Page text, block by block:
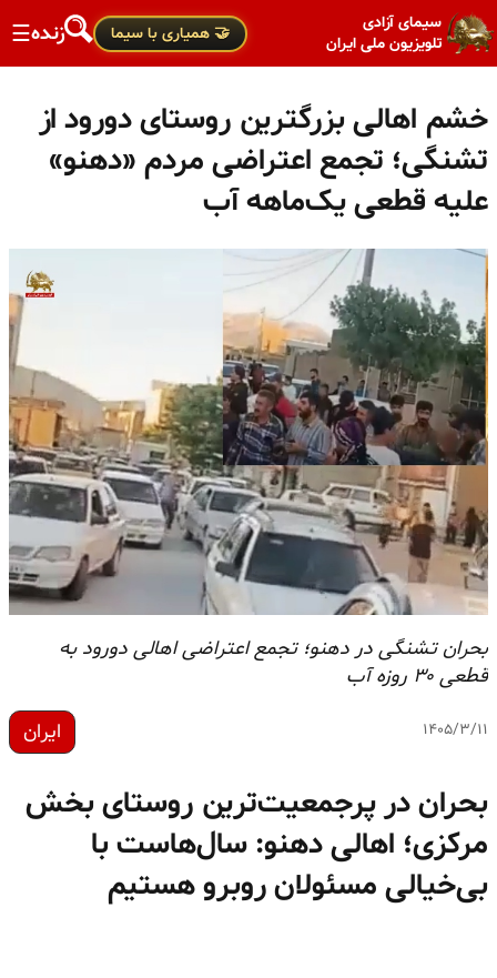
سیمای آزادی
تلویزیون ملی ایران
🤝 همیاری با سیما زنده☰
خشم اهالی بزرگترین روستای دورود از
تشنگی؛ تجمع اعتراضی مردم «دهنو»
علیه قطعی یک‌ماهه آب
بحران تشنگی در دهنو؛ تجمع اعتراضی اهالی دورود به
قطعی ۳۰ روزه آب
۱۴۰۵/۳/۱۱ ایران
بحران در پرجمعیت‌ترین روستای بخش
مرکزی؛ اهالی دهنو: سال‌هاست با
بی‌خیالی مسئولان روبرو هستیم